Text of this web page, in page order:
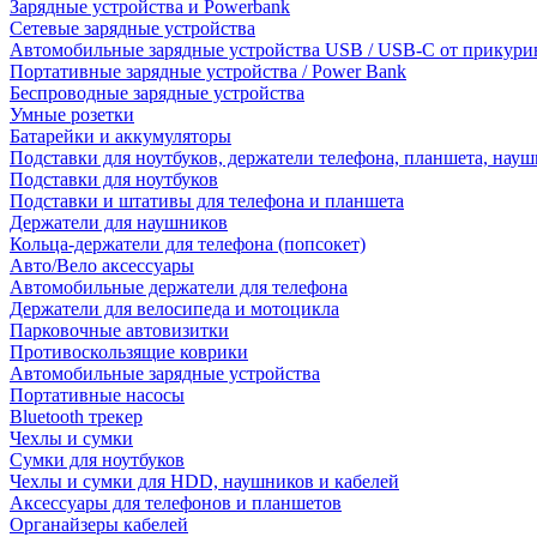
Зарядные устройства и Powerbank
Сетевые зарядные устройства
Автомобильные зарядные устройства USB / USB-C от
Портативные зарядные устройства / Power Bank
Беспроводные зарядные устройства
Умные розетки
Батарейки и аккумуляторы
Подставки для ноутбуков, держатели телефона, планшета,
Подставки для ноутбуков
Подставки и штативы для телефона и планшета
Держатели для наушников
Кольца-держатели для телефона (попсокет)
Авто/Вело аксессуары
Автомобильные держатели для телефона
Держатели для велосипеда и мотоцикла
Парковочные автовизитки
Противоскользящие коврики
Автомобильные зарядные устройства
Портативные насосы
Bluetooth трекер
Чехлы и сумки
Сумки для ноутбуков
Чехлы и сумки для HDD, наушников и кабелей
Аксессуары для телефонов и планшетов
Органайзеры кабелей